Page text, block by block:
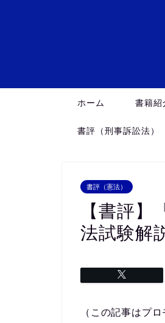
ホーム 書籍紹
書評（刑事訴訟法）
書評（憲法）
【書評
法試験解
（この記事はプ